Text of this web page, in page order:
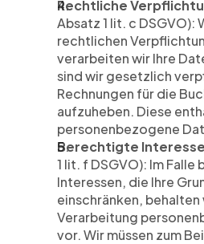
Rechtliche
Absatz 1 lit. c DSGVO):
rechtlichen
verarbeiten wir Ihre
sind wir gesetzlich
Rechnungen für die
aufzuheben. Diese
personenbezogene
Berechtigte
1 lit. f DSGVO): Im
Interessen, die Ihre
einschränken, behalten
Verarbeitung
vor. Wir müssen zum